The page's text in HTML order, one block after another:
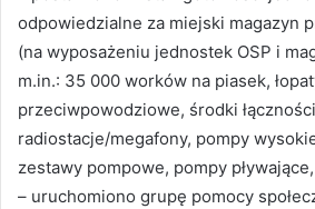
odpowiedzialne za miejski magazyn
(na wyposażeniu jednostek OSP i
m.in.: 35 000 worków na piasek,
przeciwpowodziowe, środki
radiostacje/megafony, pompy
zestawy pompowe, pompy
– uruchomiono grupę pomocy